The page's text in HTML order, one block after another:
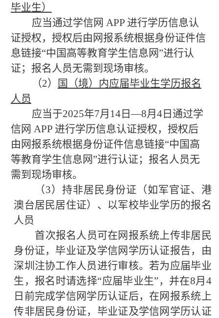
毕业生）
应当通过学信网 APP 进行学历信息认
证授权，授权后由网报系统根据身份证件信
息链接“中国高等教育学生信息网”进行认
证；报名人员无需到现场审核。
（2）
国（境）内应届毕业生学历报名
人员
应当于2025年7月14日—8月4日通过学
信网 APP 进行学历信息认证授权，授权后
由网报系统根据身份证件信息链接“中国高
等教育学生信息网”进行认证；报名人员无
需到现场审核。
（3） 持非居民身份证（如军官证、港
澳台居民居住证）、以军校毕业学历的报名
人员
首次报名人员可在网报系统上传非居民
身份证，毕业证及学信网学历认证报告，由
深圳注协工作人员进行审核。若为应届毕业
生，报名时请选择“应届毕业生”，并在8月4
日前完成学信网学历认证后，在网报系统上
传非居民身份证，毕业证及学信网学历认证